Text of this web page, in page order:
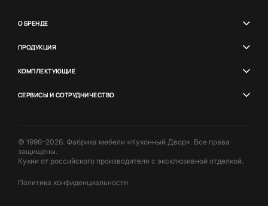
О БРЕНДЕ
ПРОДУКЦИЯ
КОМПЛЕКТУЮЩИЕ
СЕРВИСЫ И СОТРУДНИЧЕСТВО
© 1996–2026. Фабрика мебели «Кухонный Двор». Все права
защищены.
Кухни от российского производителя с эксклюзивной отделкой.
Политика конфиденциальности